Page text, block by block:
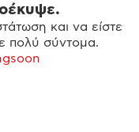
και να είστε
πολύ σύντομα.